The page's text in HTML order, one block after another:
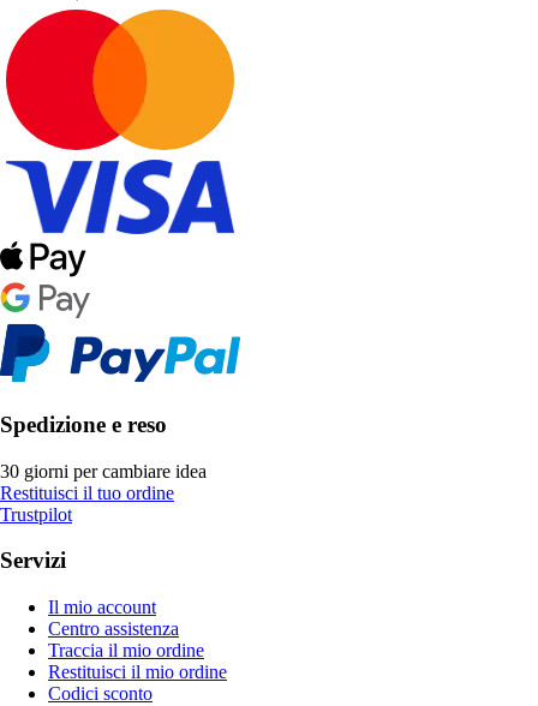
Spedizione e reso
30 giorni per cambiare idea
Restituisci il tuo ordine
Trustpilot
Servizi
Il mio account
Centro assistenza
Traccia il mio ordine
Restituisci il mio ordine
Codici sconto